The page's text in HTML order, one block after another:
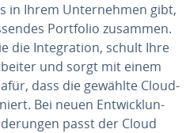
in Ihrem Un­ter­neh­men gibt,
Portfolio zusammen.
die In­te­gra­ti­on, schult Ihre
und sorgt mit einem
dass die gewählte Cloud-
Bei neuen Ent­wick­lun­
passt der Cloud